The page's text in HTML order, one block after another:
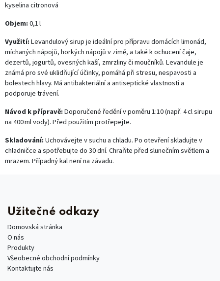
kyselina citronová
Objem:0,1 l
Využití:Levandulový sirup je ideální pro přípravu domácích limonád,
míchaných nápojů, horkých nápojů v zimě, a také k ochucení čaje,
dezertů, jogurtů, ovesných kaší, zmrzliny či moučníků. Levandule je
známá pro své uklidňující účinky, pomáhá při stresu, nespavosti a
bolestech hlavy. Má antibakteriální a antiseptické vlastnosti a
podporuje trávení.
Návod k přípravě:Doporučené ředění v poměru 1:10 (např. 4 cl sirupu
na 400 ml vody). Před použitím protřepejte.
Skladování:Uchovávejte v suchu a chladu. Po otevření skladujte v
chladničce a spotřebujte do 30 dní. Chraňte před slunečním světlem a
mrazem. Případný kal není na závadu.
Užitečné odkazy
Domovská stránka
O nás
Produkty
Všeobecné obchodní podmínky
Kontaktujte nás